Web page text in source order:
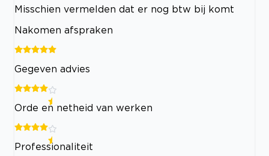
Misschien vermelden dat er nog btw bij komt
Nakomen afspraken
Gegeven advies
Orde en netheid van werken
Professionaliteit